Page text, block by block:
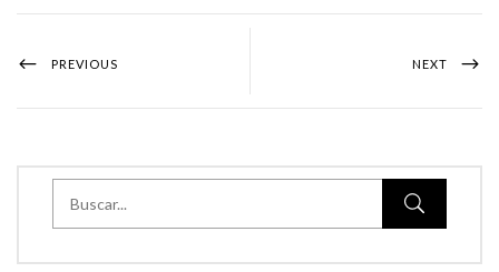
PREVIOUS NEXT